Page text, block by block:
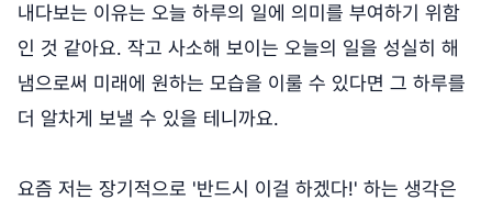
내다보는 이유는 오늘 하루의 일에 의미를 부여하기 위함
인 것 같아요. 작고 사소해 보이는 오늘의 일을 성실히 해
냄으로써 미래에 원하는 모습을 이룰 수 있다면 그 하루를
더 알차게 보낼 수 있을 테니까요.
요즘 저는 장기적으로 '반드시 이걸 하겠다!' 하는 생각은